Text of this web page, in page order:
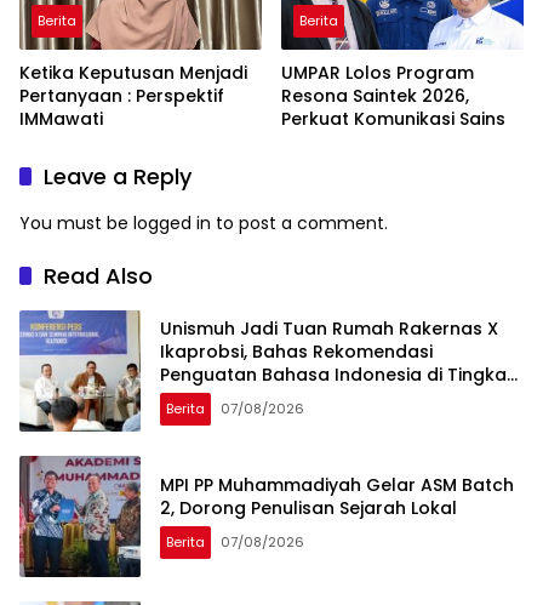
Berita
Ketika Keputusan Menjadi
Pertanyaan : Perspektif
IMMawati
Berita
UMPAR Lolos Program
Resona Saintek 2026,
Perkuat Komunikasi Sains
Leave a Reply
You must be logged in to post a comment.
Read Also
Unismuh Jadi Tuan Rumah Rakernas X
Ikaprobsi, Bahas Rekomendasi
Penguatan Bahasa Indonesia di Tingkat
Global
Berita 07/08/2026
MPI PP Muhammadiyah Gelar ASM Batch
2, Dorong Penulisan Sejarah Lokal
Berita 07/08/2026